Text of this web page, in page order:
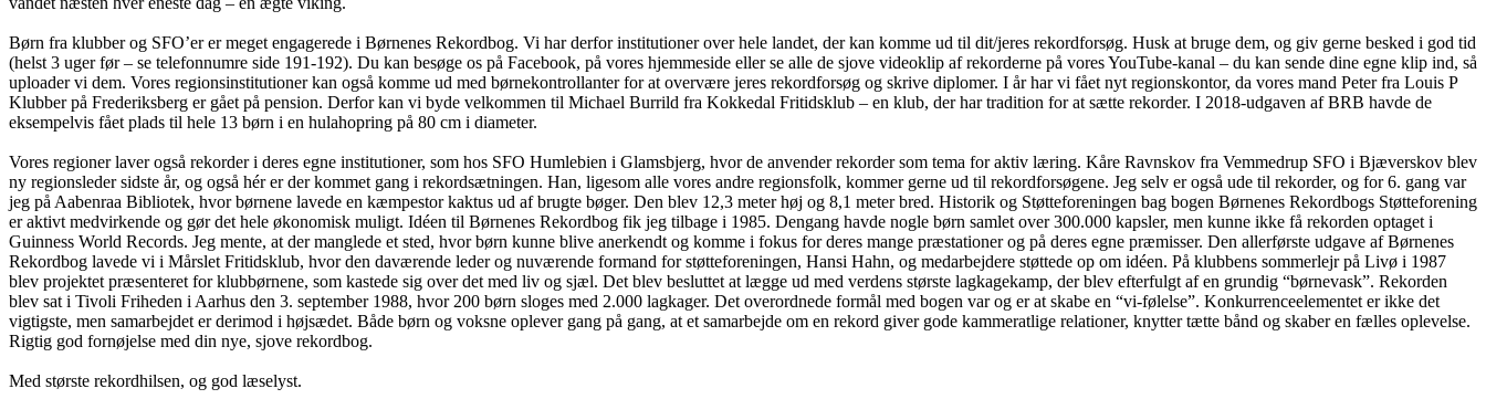
Børn fra klubber og SFO’er er meget engagerede i Børnenes Rekordbog. Vi har derfor institutioner over hele landet, der kan komme ud til dit/jeres rekordforsøg. Husk at bruge dem, og giv gerne besked i god tid
(helst 3 uger før – se telefonnumre side 191-192). Du kan besøge os på Facebook, på vores hjemmeside eller se alle de sjove videoklip af rekorderne på vores YouTube-kanal – du kan sende dine egne klip ind, så
uploader vi dem. Vores regionsinstitutioner kan også komme ud med børnekontrollanter for at overvære jeres rekordforsøg og skrive diplomer. I år har vi fået nyt regionskontor, da vores mand Peter fra Louis P
Klubber på Frederiksberg er gået på pension. Derfor kan vi byde velkommen til Michael Burrild fra Kokkedal Fritidsklub – en klub, der har tradition for at sætte rekorder. I 2018-udgaven af BRB havde de
eksempelvis fået plads til hele 13 børn i en hulahopring på 80 cm i diameter.
Vores regioner laver også rekorder i deres egne institutioner, som hos SFO Humlebien i Glamsbjerg, hvor de anvender rekorder som tema for aktiv læring. Kåre Ravnskov fra Vemmedrup SFO i Bjæverskov blev
ny regionsleder sidste år, og også hér er der kommet gang i rekordsætningen. Han, ligesom alle vores andre regionsfolk, kommer gerne ud til rekordforsøgene. Jeg selv er også ude til rekorder, og for 6. gang var
jeg på Aabenraa Bibliotek, hvor børnene lavede en kæmpestor kaktus ud af brugte bøger. Den blev 12,3 meter høj og 8,1 meter bred. Historik og Støtteforeningen bag bogen Børnenes Rekordbogs Støtteforening
er aktivt medvirkende og gør det hele økonomisk muligt. Idéen til Børnenes Rekordbog fik jeg tilbage i 1985. Dengang havde nogle børn samlet over 300.000 kapsler, men kunne ikke få rekorden optaget i
Guinness World Records. Jeg mente, at der manglede et sted, hvor børn kunne blive anerkendt og komme i fokus for deres mange præstationer og på deres egne præmisser. Den allerførste udgave af Børnenes
Rekordbog lavede vi i Mårslet Fritidsklub, hvor den daværende leder og nuværende formand for støtteforeningen, Hansi Hahn, og medarbejdere støttede op om idéen. På klubbens sommerlejr på Livø i 1987
blev projektet præsenteret for klubbørnene, som kastede sig over det med liv og sjæl. Det blev besluttet at lægge ud med verdens største lagkagekamp, der blev efterfulgt af en grundig “børnevask”. Rekorden
blev sat i Tivoli Friheden i Aarhus den 3. september 1988, hvor 200 børn sloges med 2.000 lagkager. Det overordnede formål med bogen var og er at skabe en “vi-følelse”. Konkurrenceelementet er ikke det
vigtigste, men samarbejdet er derimod i højsædet. Både børn og voksne oplever gang på gang, at et samarbejde om en rekord giver gode kammeratlige relationer, knytter tætte bånd og skaber en fælles oplevelse.
Rigtig god fornøjelse med din nye, sjove rekordbog.
Med største rekordhilsen, og god læselyst.